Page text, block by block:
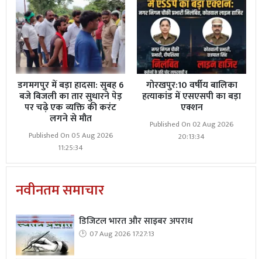
डगमगपुर में बड़ा हादसा: सुबह 6
बजे बिजली का तार सुधारने पेड़
पर चढ़े एक व्यक्ति की करंट
लगने से मौत
Published On 05 Aug 2026
11:25:34
गोरखपुर:10 वर्षीय बालिका
हत्याकांड में एसएसपी का बड़ा
एक्शन
Published On 02 Aug 2026
20:13:34
नवीनतम समाचार
डिजिटल भारत और साइबर अपराध
07 Aug 2026 17:27:13